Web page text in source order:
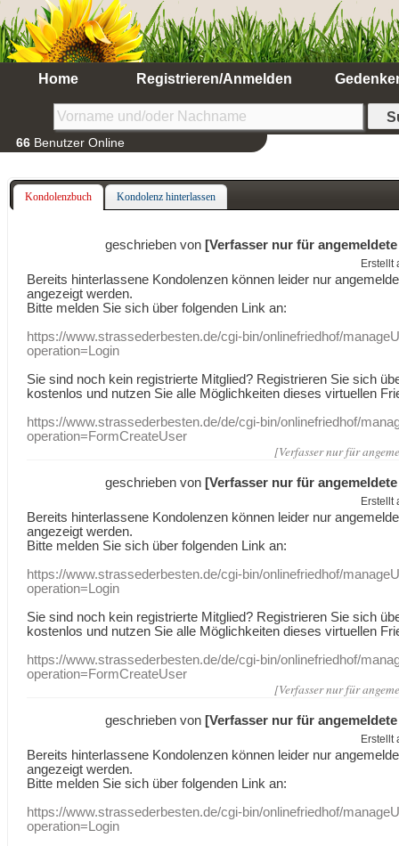
Home Registrieren/Anmelden
66 Benutzer Online
Kondolenzbuch Kondolenz hinterlassen
geschrieben von [Verfasser nur für
Erstellt
Bereits hinterlassene Kondolenzen können leider nur
angezeigt werden.
Bitte melden Sie sich über folgenden Link an:
https://www.strassederbesten.de/cgi-bin/onlinefriedhof/
operation=Login
Sie sind noch kein registrierte Mitglied? Registrieren Sie sich
kostenlos und nutzen Sie alle Möglichkeiten dieses virtuellen
https://www.strassederbesten.de/de/cgi-bin/onlinefriedhof/
operation=FormCreateUser
[Verfasser nur für
geschrieben von [Verfasser nur für
Erstellt
Bereits hinterlassene Kondolenzen können leider nur
angezeigt werden.
Bitte melden Sie sich über folgenden Link an:
https://www.strassederbesten.de/cgi-bin/onlinefriedhof/
operation=Login
Sie sind noch kein registrierte Mitglied? Registrieren Sie sich
kostenlos und nutzen Sie alle Möglichkeiten dieses virtuellen
https://www.strassederbesten.de/de/cgi-bin/onlinefriedhof/
operation=FormCreateUser
[Verfasser nur für
geschrieben von [Verfasser nur für
Erstellt
Bereits hinterlassene Kondolenzen können leider nur
angezeigt werden.
Bitte melden Sie sich über folgenden Link an:
https://www.strassederbesten.de/cgi-bin/onlinefriedhof/
operation=Login